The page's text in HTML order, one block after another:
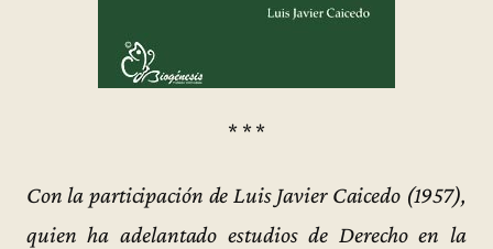
* * *
Con la participación de Luis Javier Caicedo (1957),
quien ha adelantado estudios de Derecho en la